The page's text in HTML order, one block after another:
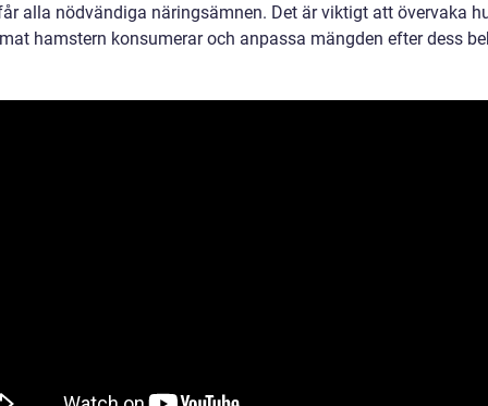
alla nödvändiga näringsämnen. Det är viktigt att övervaka
hamstern konsumerar och anpassa mängden efter dess